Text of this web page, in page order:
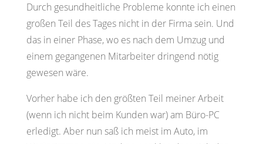
Durch gesundheitliche Probleme konnte ich einen
großen Teil des Tages nicht in der Firma sein. Und
das in einer Phase, wo es nach dem Umzug und
einem gegangenen Mitarbeiter dringend nötig
gewesen wäre.
Vorher habe ich den größten Teil meiner Arbeit
(wenn ich nicht beim Kunden war) am Büro-PC
erledigt. Aber nun saß ich meist im Auto, im